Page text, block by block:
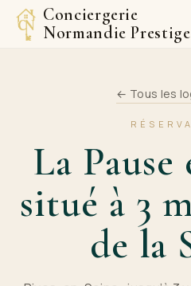
Conciergerie
Normandie Prestige
← Tous les
La Pause
situé à 3
de la